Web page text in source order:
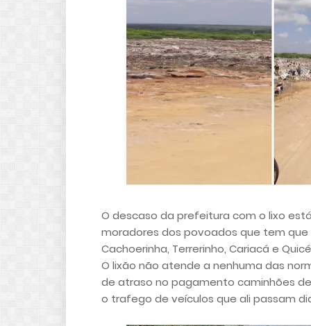
O descaso da prefeitura com o lixo
moradores dos povoados que tem
Cachoerinha, Terrerinho, Cariacá e
O lixão não atende a nenhuma das
de atraso no pagamento caminhões
o trafego de veículos que ali passam